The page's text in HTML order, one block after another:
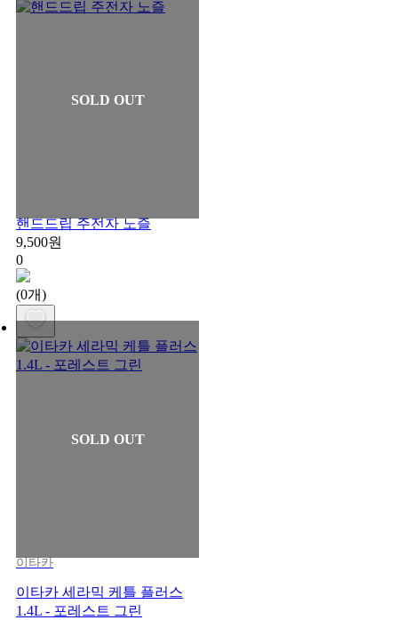
SOLD OUT
핸드드립 주전자 노즐
9,500원
0
(0개)
SOLD OUT
이타카
이타카 세라믹 케틀 플러스
1.4L - 포레스트 그린